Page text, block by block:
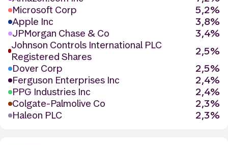
Microsoft Corp
5,2%
Apple Inc
3,8%
JPMorgan Chase & Co
3,4%
Johnson Controls International PLC
Registered Shares
2,5%
Dover Corp
2,5%
Ferguson Enterprises Inc
2,4%
PPG Industries Inc
2,4%
Colgate-Palmolive Co
2,3%
Haleon PLC
2,3%